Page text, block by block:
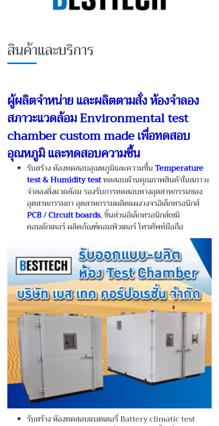
สินค้าและบริการ
ผู้ผลิตจำหน่าย และผลิตตามสั่ง ห้องจำลอง
สภาวะแวดล้อม Environmental test
chamber custom madeเพื่อทดสอบ
อุณหภูมิ และทดสอบความชื้น
ร้บสร้าง ห้องทดสอบอุณหภูมิและความชื้นTemperature
test & Humidity testทดสอบด้านคุณภาพสินค้าในสภาวะ
จำลองสิ่งแวดล้อม รองรับการทดสอบทางอุตสาหกรรมของ
อุตสาหกรรมยา อุตสาหกรรมผลิตแผงวงจรอิเล็กทรอนิกส์
PCB / Circuit boards, ชิ้นส่วนอิเล็กทรอนิกส์เซมิ
คอนดักเตอร์ ผลิตภัณฑ์คอมพิวเตอร์ โทรศัพท์มือถือ
รับสร้าง ห้องทดสอบแบตเตอรี่ Battery climatic test